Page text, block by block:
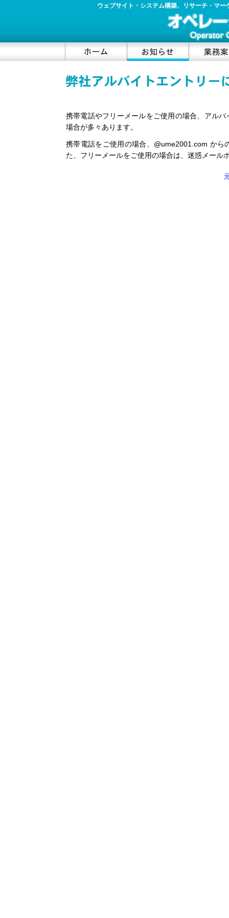
ウェブサイト・システム構築、リサーチ・マ
コ
ン
の
開
始
携帯電話やフリーメールをご使用の場合、アル
場合が多々あります。
携帯電話をご使用の場合、@ume2001.com か
た、フリーメールをご使用の場合は、迷惑メール